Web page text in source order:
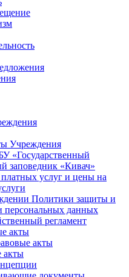
Учреждения
«Государственный
заповедник «Кивач»
услуг и цены на
Политики защиты и
персональных данных
регламент
акты
акты
акты